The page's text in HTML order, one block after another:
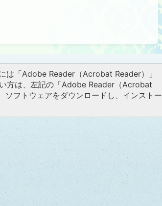
は「Adobe Reader（Acrobat Reader）」
方は、左記の「Adobe Reader（Acrobat
フトウェアをダウンロードし、インストー